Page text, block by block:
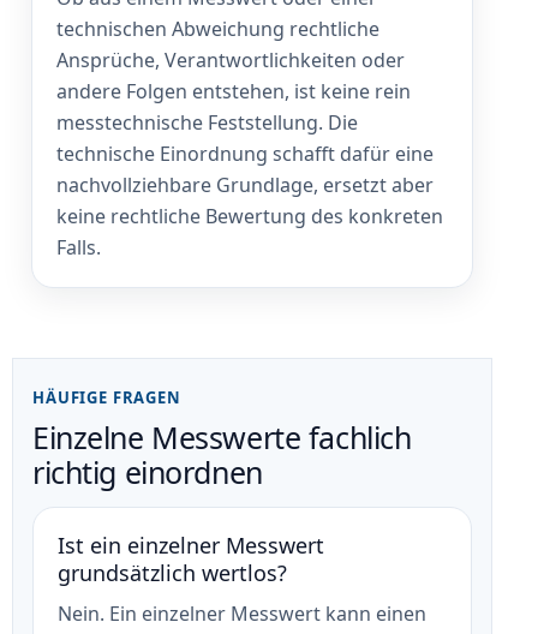
technischen Abweichung rechtliche
Ansprüche, Verantwortlichkeiten oder
andere Folgen entstehen, ist keine rein
messtechnische Feststellung. Die
technische Einordnung schafft dafür eine
nachvollziehbare Grundlage, ersetzt aber
keine rechtliche Bewertung des konkreten
Falls.
HÄUFIGE FRAGEN
Einzelne Messwerte fachlich
richtig einordnen
Ist ein einzelner Messwert
grundsätzlich wertlos?
Nein. Ein einzelner Messwert kann einen